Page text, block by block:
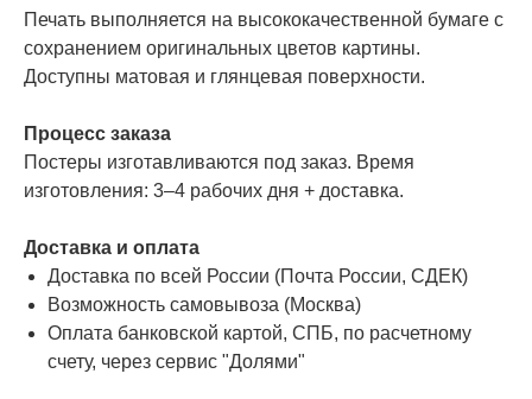
Печать выполняется на высококачественной бумаге с
сохранением оригинальных цветов картины.
Доступны матовая и глянцевая поверхности.
Процесс заказа
Постеры изготавливаются под заказ. Время
изготовления: 3–4 рабочих дня + доставка.
Доставка и оплата
Доставка по всей России (Почта России, СДЕК)
Возможность самовывоза (Москва)
Оплата банковской картой, СПБ, по расчетному
счету, через сервис "Долями"